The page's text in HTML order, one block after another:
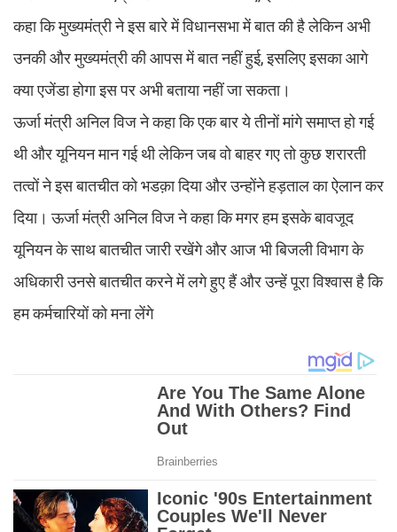
कहा कि मुख्यमंत्री ने इस बारे में विधानसभा में बात की है लेकिन अभी
उनकी और मुख्यमंत्री की आपस में बात नहीं हुई, इसलिए इसका आगे
क्या एजेंडा होगा इस पर अभी बताया नहीं जा सकता।
ऊर्जा मंत्री अनिल विज ने कहा कि एक बार ये तीनों मांगे समाप्त हो गई
थी और यूनियन मान गई थी लेकिन जब वो बाहर गए तो कुछ शरारती
तत्वों ने इस बातचीत को भडक़ा दिया और उन्होंने हड़ताल का ऐलान कर
दिया। ऊर्जा मंत्री अनिल विज ने कहा कि मगर हम इसके बावजूद
यूनियन के साथ बातचीत जारी रखेंगे और आज भी बिजली विभाग के
अधिकारी उनसे बातचीत करने में लगे हुए हैं और उन्हें पूरा विश्वास है कि
हम कर्मचारियों को मना लेंगे